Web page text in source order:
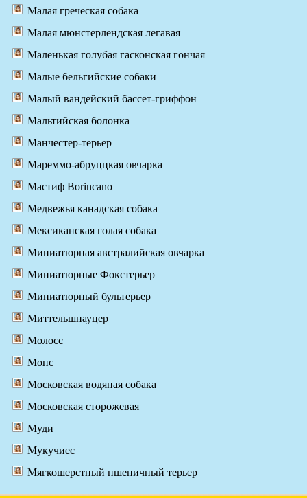
Малая греческая собака
Малая мюнстерлендская легавая
Маленькая голубая гасконская гончая
Малые бельгийские собаки
Малый вандейский бассет-гриффон
Мальтийская болонка
Манчестер-терьер
Мареммо-абруццкая овчарка
Мастиф Borincano
Медвежья канадская собака
Мексиканская голая собака
Миниатюрная австралийская овчарка
Миниатюрные Фокстерьер
Миниатюрный бультерьер
Миттельшнауцер
Молосс
Мопс
Московская водяная собака
Московская сторожевая
Муди
Мукучиес
Мягкошерстный пшеничный терьер